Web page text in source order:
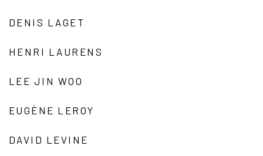
DENIS LAGET
HENRI LAURENS
LEE JIN WOO
EUGÈNE LEROY
DAVID LEVINE